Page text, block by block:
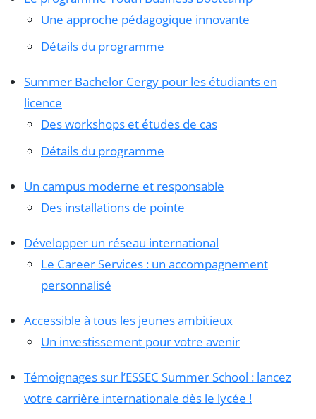
Une approche pédagogique innovante
Détails du programme
Summer Bachelor Cergy pour les étudiants en
licence
Des workshops et études de cas
Détails du programme
Un campus moderne et responsable
Des installations de pointe
Développer un réseau international
Le Career Services : un accompagnement
personnalisé
Accessible à tous les jeunes ambitieux
Un investissement pour votre avenir
Témoignages sur l’ESSEC Summer School : lancez
votre carrière internationale dès le lycée !